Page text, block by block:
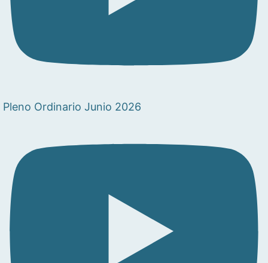
Pleno Ordinario Junio 2026